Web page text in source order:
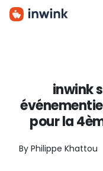
Skip
inwink
pour la
By Philippe Khattou